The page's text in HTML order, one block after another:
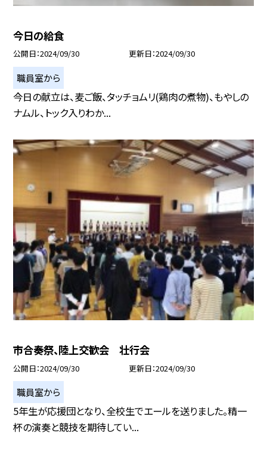
今日の給食
公開日 2024/09/30 更新日 2024/09/30
職員室から
今日の献立は、麦ご飯、タッチョムリ(鶏肉の煮物)、もやしの
ナムル、トック入りわか...
市合奏祭、陸上交歓会 壮行会
公開日 2024/09/30 更新日 2024/09/30
職員室から
5年生が応援団となり、全校生でエールを送りました。精一
杯の演奏と競技を期待してい...